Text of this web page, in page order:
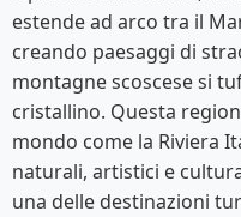
estende ad arco tra il
creando paesaggi di
montagne scoscese si
cristallino. Questa
mondo come la Riviera
naturali, artistici e
una delle destinazioni